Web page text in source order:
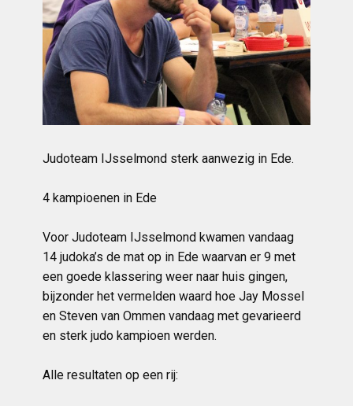
Judoteam IJsselmond sterk aanwezig in Ede.
4 kampioenen in Ede
Voor Judoteam IJsselmond kwamen vandaag
14 judoka’s de mat op in Ede waarvan er 9 met
een goede klassering weer naar huis gingen,
bijzonder het vermelden waard hoe Jay Mossel
en Steven van Ommen vandaag met gevarieerd
en sterk judo kampioen werden.
Alle resultaten op een rij: